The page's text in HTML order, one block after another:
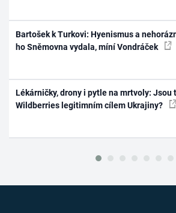
Bartošek k Turkovi: Hyenismus a
ho Sněmovna vydala, míní Vondráček
Lékárničky, drony i pytle na mrtvoly: Jsou
Wildberries legitimním cílem Ukrajiny?